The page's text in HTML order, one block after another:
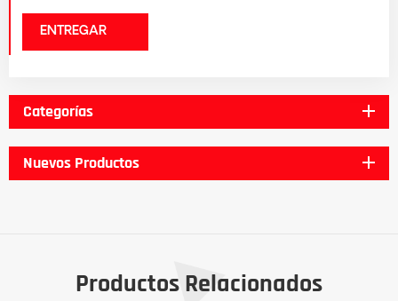
ENTREGAR
Categorías
Nuevos Productos
Productos Relacionados